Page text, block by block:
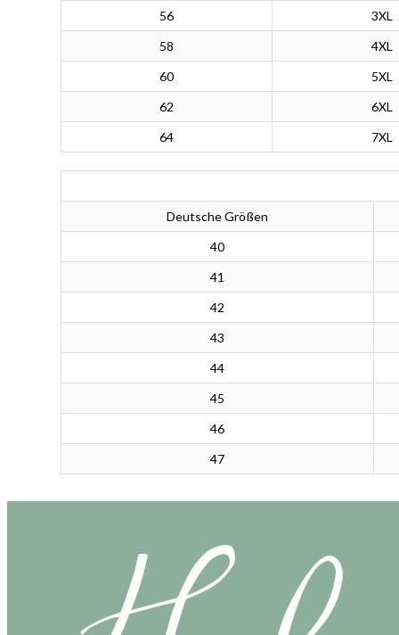
56
3XL
58
4XL
60
5XL
62
6XL
64
7XL
Deutsche Größen
40
41
42
43
44
45
46
47